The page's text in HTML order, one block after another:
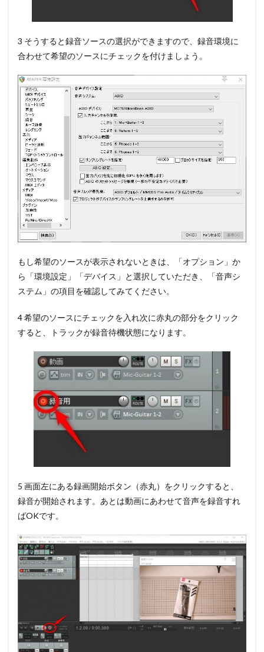
3 そうすると録音ソースの選択ができますので、 録音環境に
合わせて希望のソースにチェックを付けましょう。
もし希望のソースが表示されないときは、「オプション」か
ら「環境設定」「デバイス」と選択していただき、「音声シ
ステム」の項目を確認してみてください。
4 希望のソースにチェックを入れ次に赤丸の部分をクリック
すると、トラックが録音待機状態になります。
5 画面左にある録画開始ボタン（赤丸）をクリックすると、
録音が開始されます。あとは動画にあわせて音声を録音すれ
ばOKです。